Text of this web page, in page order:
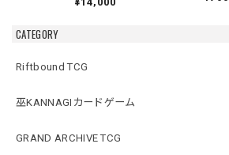
CATEGORY
Riftbound TCG
巫KANNAGIカードゲーム
GRAND ARCHIVE TCG
【Abyssal Heaven】